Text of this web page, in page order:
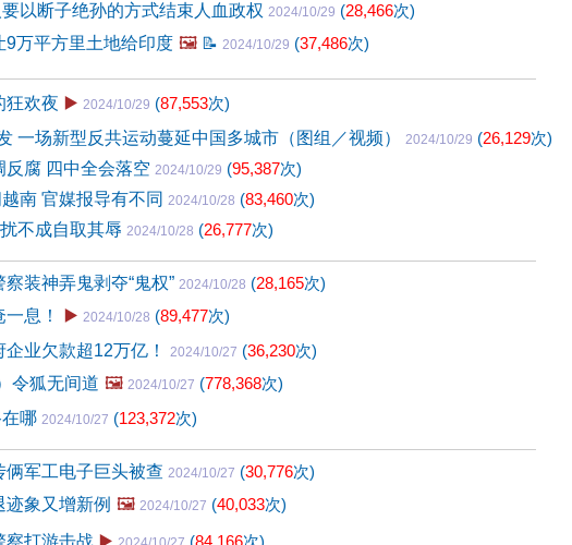
以断子绝孙的方式结束人血政权 2024/10/29 (28,466次)
9万平方里土地给印度 🖼️ 📝 2024/10/29 (37,486次)
狂欢夜 ▶️ 2024/10/29 (87,553次)
一场新型反共运动蔓延中国多城市（图组／视频）
2024/10/29 (26,129次)
反腐 四中全会落空 2024/10/29 (95,387次)
南 官媒报导有不同 2024/10/28 (83,460次)
不成自取其辱 2024/10/28 (26,777次)
装神弄鬼剥夺“鬼权” 2024/10/28 (28,165次)
息！
▶️ 2024/10/28 (89,477次)
业欠款超12万亿！
2024/10/27 (36,230次)
令狐无间道 🖼️ 2024/10/27 (778,368次)
哪 2024/10/27 (123,372次)
军工电子巨头被查 2024/10/27 (30,776次)
象又增新例 🖼️ 2024/10/27 (40,033次)
察打游击战 ▶️ (84,166次)